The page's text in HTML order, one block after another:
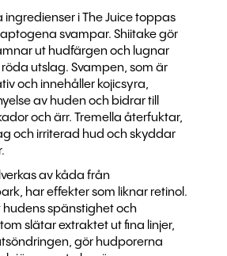
ingredienser i The Juice toppas
svampar. Shiitake gör
ut hudfärgen och lugnar
utslag. Svampen, som är
och innehåller kojicsyra,
av huden och bidrar till
och ärr. Tremella återfuktar,
och irriterad hud och skyddar
av kåda från
har effekter som liknar retinol.
hudens spänstighet och
slätar extraktet ut fina linjer,
gör hudporerna